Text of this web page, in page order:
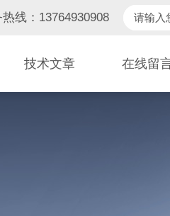
热线：13764930908
技术文章 在线留